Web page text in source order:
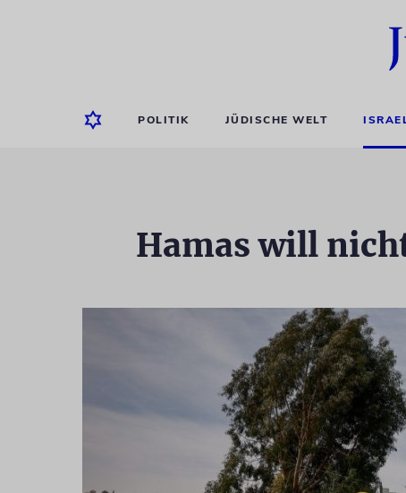
POLITIK JÜDISCHE WELT
Hamas will